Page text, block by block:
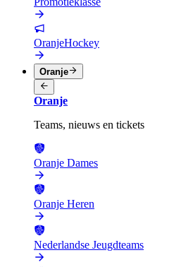
OranjeHockey
Oranje
Oranje
Teams, nieuws en tickets
Oranje Dames
Oranje Heren
Nederlandse Jeugdteams